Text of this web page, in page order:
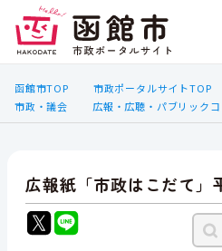
函館市TOP 市政ポータルサイトTOP
市政・議会
広報・広聴・パブリック
広報紙「市政はこだて」